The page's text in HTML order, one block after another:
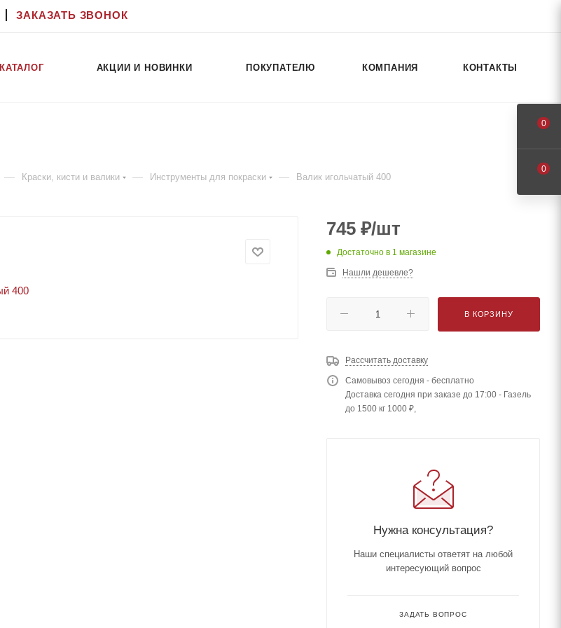
ЗАКАЗАТЬ ЗВОНОК
КАТАЛОГ АКЦИИ И НОВИНКИ ПОКУПАТЕЛЮ КОМПАНИЯ КОНТАКТЫ
— Краски, кисти и валики — Инструменты для покраски — Валик игольчатый 400
745 ₽/шт
Достаточно в 1 магазине
Нашли дешевле?
В КОРЗИНУ
Рассчитать доставку
Самовывоз сегодня - бесплатно
Доставка сегодня при заказе до 17:00 - Газель
до 1500 кг 1000 ₽,
Нужна консультация?
Наши специалисты ответят на любой
интересующий вопрос
ЗАДАТЬ ВОПРОС
0
0